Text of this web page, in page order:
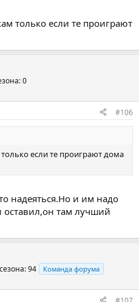
только если те проиграют
0
#106
если те проиграют дома
надеяться.Но и им надо
там лучший
94 Команда форума